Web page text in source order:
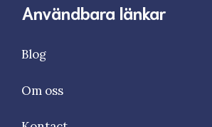
Användbara länkar
Blog
Om oss